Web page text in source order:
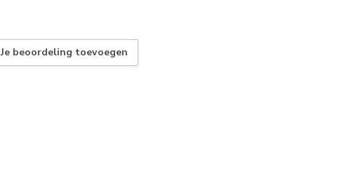
Je beoordeling toevoegen